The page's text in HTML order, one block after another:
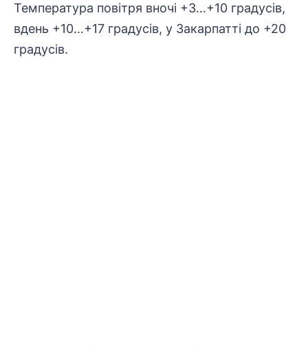
Температура повітря вночі +3…+10 градусів,
вдень +10…+17 градусів, у Закарпатті до +20
градусів.